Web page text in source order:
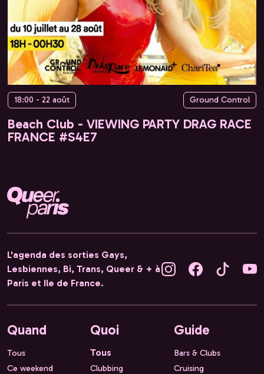
18:00 - 22 août Ground Control
Beach Club - VIEWING PARTY DRAG RACE
FRANCE #S4E7
L'agenda des sorties Gays,
Lesbiennes, Bi, Trans, Queer & + à
Paris et Ile de France.
Quand
Tous
Ce weekend
Quoi
Tous
Clubbing
Guide
Bars & Clubs
Cruising